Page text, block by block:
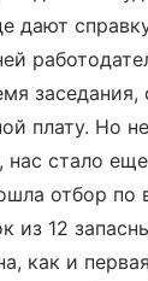
дают
плату. Но
нас стало
отбор по
из 12
как и